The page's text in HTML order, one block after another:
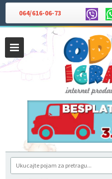
064/616-06-73